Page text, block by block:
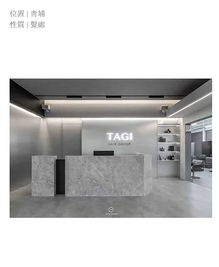
位置 | 青埔
性質 | 髮廊